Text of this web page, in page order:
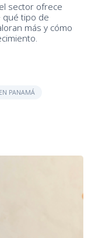
sector ofrece
qué tipo de
más y cómo
PANAMÁ